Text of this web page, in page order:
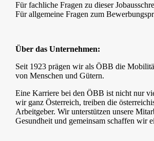
Für fachliche Fragen zu dieser
Für allgemeine Fragen zum
Über das Unternehmen:
Seit 1923 prägen wir als ÖBB die
von Menschen und Gütern.
Eine Karriere bei den ÖBB ist nicht nur
wir ganz Österreich, treiben die
Arbeitgeber. Wir unterstützen unsere
Gesundheit und gemeinsam schaffen wir